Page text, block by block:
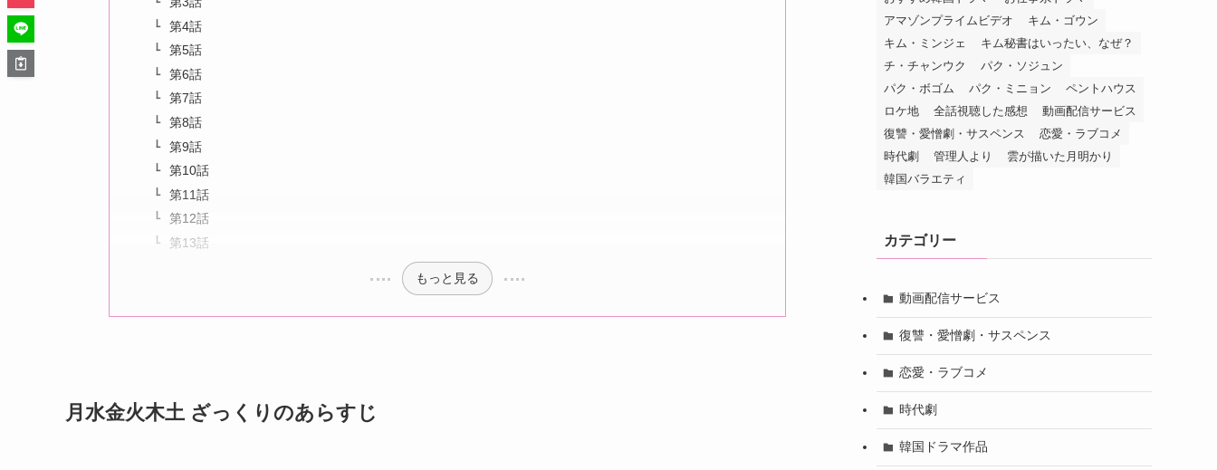
第4話
第5話
第6話
第7話
第8話
第9話
第10話
第11話
第12話
第13話
もっと見る
月水金火木土 ざっくりのあらすじ
アマゾンプライムビデオ
キム・ゴウン
キム・ミンジェ
キム秘書はいったい、なぜ？
チ・チャンウク
パク・ソジュン
パク・ボゴム
パク・ミニョン
ペントハウス
ロケ地
全話視聴した感想
動画配信サービス
復讐・愛憎劇・サスペンス
恋愛・ラブコメ
時代劇
管理人より
雲が描いた月明かり
韓国バラエティ
カテゴリー
動画配信サービス
復讐・愛憎劇・サスペンス
恋愛・ラブコメ
時代劇
韓国ドラマ作品